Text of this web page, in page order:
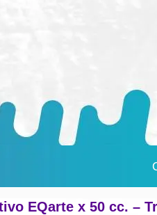
EQarte x 50 cc. –